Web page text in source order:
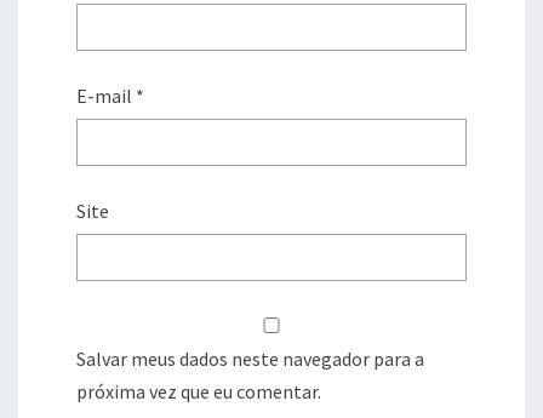
E-mail *
Site
Salvar meus dados neste navegador para a
próxima vez que eu comentar.